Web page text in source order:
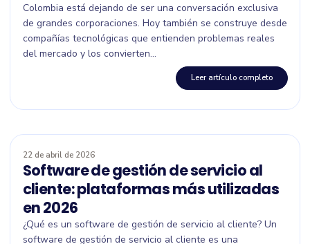
Colombia está dejando de ser una conversación exclusiva
de grandes corporaciones. Hoy también se construye desde
compañías tecnológicas que entienden problemas reales
del mercado y los convierten...
Leer artículo completo
22 de abril de 2026
Software de gestión de servicio al
cliente: plataformas más utilizadas
en 2026
¿Qué es un software de gestión de servicio al cliente? Un
software de gestión de servicio al cliente es una